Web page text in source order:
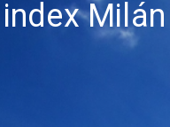
Milán